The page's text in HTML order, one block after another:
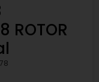
ROTOR